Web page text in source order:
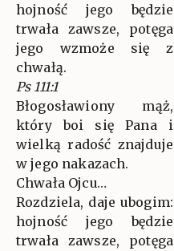
hojność jego będzie
trwała zawsze, potęga
jego wzmoże się z
chwałą.
Ps 111:1
Błogosławiony mąż,
który boi się Pana i
wielką radość znajduje
w jego nakazach.
Chwała Ojcu…
Rozdziela, daje ubogim:
hojność jego będzie
trwała zawsze, potęga